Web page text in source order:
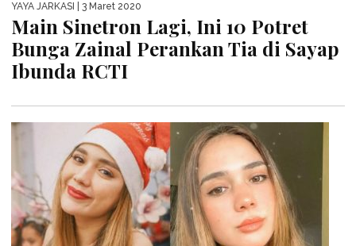
YAYA JARKASI | 3 Maret 2020
Main Sinetron Lagi, Ini 10 Potret
Bunga Zainal Perankan Tia di Sayap
Ibunda RCTI